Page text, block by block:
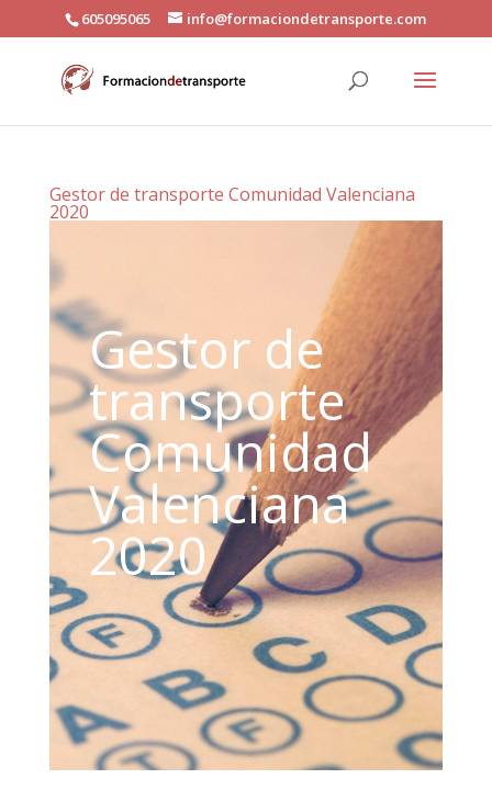
605095065 info@formaciondetransporte.com
Gestor de transporte Comunidad Valenciana
2020
Gestor de
transporte
Comunidad
Valenciana
2020